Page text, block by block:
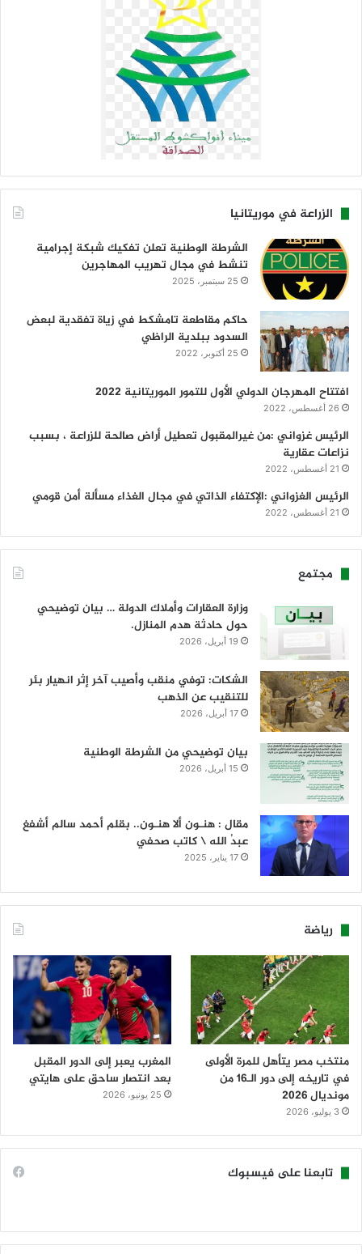
الزراعة في موريتانيا
الشرطة الوطنية تعلن تفكيك شبكة إجرامية
تنشط في مجال تهريب المهاجرين
25 سبتمبر، 2025
حاكم مقاطعة تامشكط في زياة تفقدية لبعض
السدود ببلدية الراظي
25 أكتوبر، 2022
افتتاح المهرجان الدولي الأول للتمور الموريتانية 2022
26 أغسطس، 2022
الرئيس غزواني :من غيرالمقبول تعطيل أراض صالحة للزراعة ، بسبب
نزاعات عقارية
21 أغسطس، 2022
الرئيس الغزواني :الإكتفاء الذاتي في مجال الغذاء مسألة أمن قومي
21 أغسطس، 2022
مجتمع
وزارة العقارات وأملاك الدولة … بيان توضيحي
حول حادثة هدم المنازل.
19 أبريل، 2026
الشكات: توفي منقب وأصيب آخر إثر انهيار بئر
للتنقيب عن الذهب
17 أبريل، 2026
بيان توضيحي من الشرطة الوطنية
15 أبريل، 2026
مقال : هنـون ألا هنـون.. بقلم أحمد سالم أشفغ
عبدُ الله \ كاتب صحفي
17 يناير، 2025
رياضة
منتخب مصر يتأهل للمرة الأولى
في تاريخه إلى دور الـ16 من
مونديال 2026
3 يوليو، 2026
المغرب يعبر إلى الدور المقبل
بعد انتصار ساحق على هايتي
25 يونيو، 2026
تابعنا على فيسبوك